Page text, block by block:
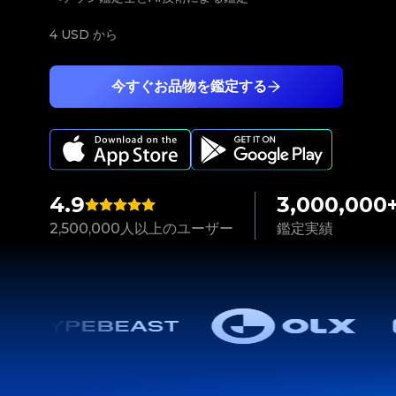
4.9
2,500,000人以上のユーザー 鑑定実績
今すぐお品物を鑑定する
4 USD から